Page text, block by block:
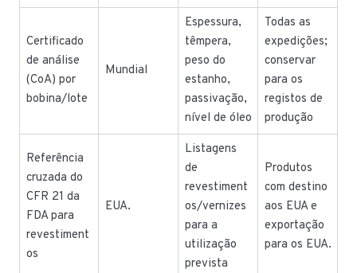
Certificado
de análise
(CoA) por
bobina/lote
Mundial
Espessura,
têmpera,
peso do
estanho,
passivação,
nível de óleo
Todas as
expedições;
conservar
para os
registos de
produção
Referência
cruzada do
CFR 21 da
FDA para
revestiment
os
EUA.
Listagens
de
revestiment
os/vernizes
para a
utilização
prevista
Produtos
com destino
aos EUA e
exportação
para os EUA.